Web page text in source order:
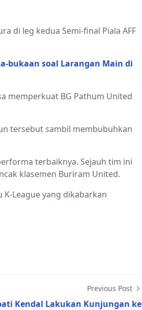
di leg kedua Semi-final Piala AFF
bukaan soal Larangan Main di
memperkuat BG Pathum United
tersebut sambil membubuhkan
terbaiknya. Sejauh tim ini
klasemen Buriram United.
League yang dikabarkan
Previous Post
Kendal Lakukan Kunjungan ke